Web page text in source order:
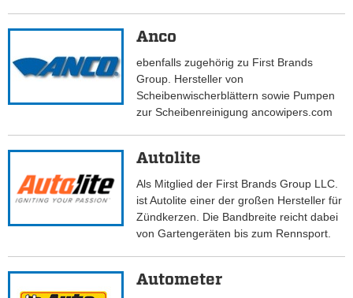
Anco
ebenfalls zugehörig zu First Brands
Group. Hersteller von
Scheibenwischerblättern sowie Pumpen
zur Scheibenreinigung ancowipers.com
Autolite
Als Mitglied der First Brands Group LLC.
ist Autolite einer der großen Hersteller für
Zündkerzen. Die Bandbreite reicht dabei
von Gartengeräten bis zum Rennsport.
Autometer